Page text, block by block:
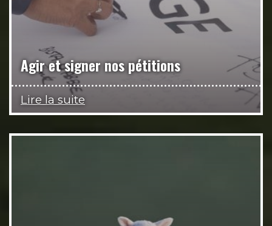
Agir et signer nos pétitions
Lire la suite